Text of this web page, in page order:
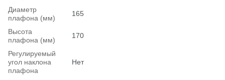
Диаметр
плафона (мм)
165
Высота
плафона (мм)
170
Регулируемый
угол наклона
плафона
Нет